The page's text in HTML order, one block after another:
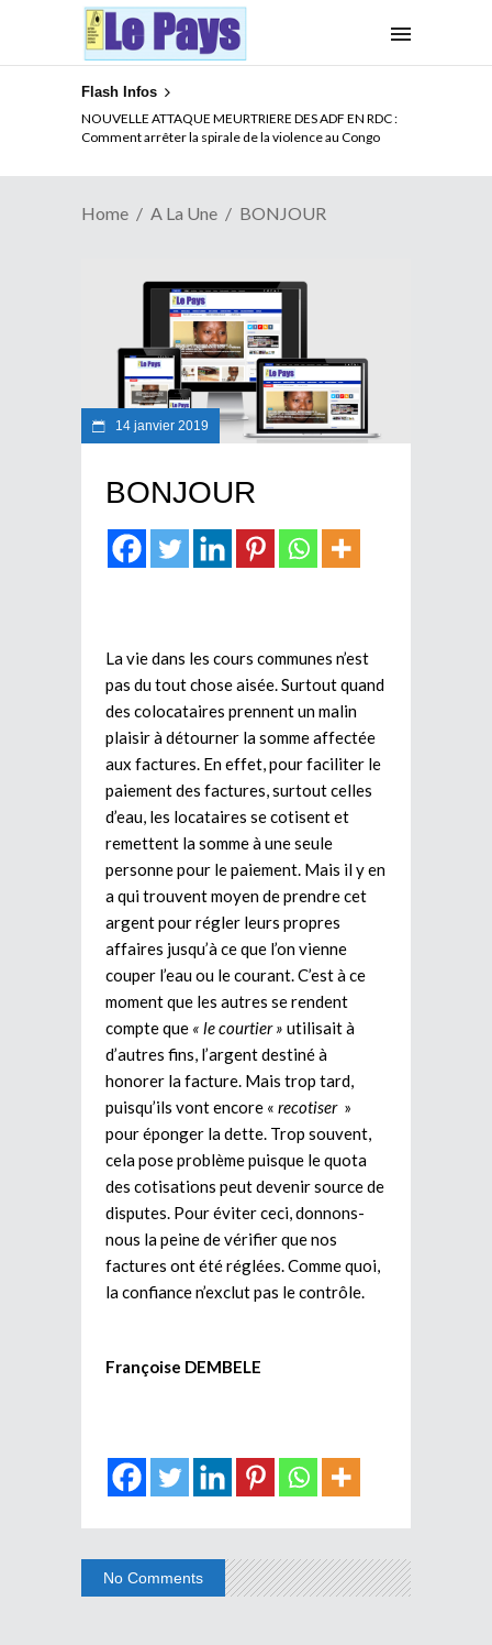
Flash Infos
NOUVELLE ATTAQUE MEURTRIERE DES ADF EN RDC :
Comment arrêter la spirale de la violence au Congo
Home A La Une BONJOUR
14 janvier 2019
BONJOUR
La vie dans les cours communes n’est
pas du tout chose aisée. Surtout quand
des colocataires prennent un malin
plaisir à détourner la somme affectée
aux factures. En effet, pour faciliter le
paiement des factures, surtout celles
d’eau, les locataires se cotisent et
remettent la somme à une seule
personne pour le paiement. Mais il y en
a qui trouvent moyen de prendre cet
argent pour régler leurs propres
affaires jusqu’à ce que l’on vienne
couper l’eau ou le courant. C’est à ce
moment que les autres se rendent
compte que « le courtier » utilisait à
d’autres fins, l’argent destiné à
honorer la facture. Mais trop tard,
puisqu’ils vont encore « recotiser »
pour éponger la dette. Trop souvent,
cela pose problème puisque le quota
des cotisations peut devenir source de
disputes. Pour éviter ceci, donnons-
nous la peine de vérifier que nos
factures ont été réglées. Comme quoi,
la confiance n’exclut pas le contrôle.
Françoise DEMBELE
No Comments